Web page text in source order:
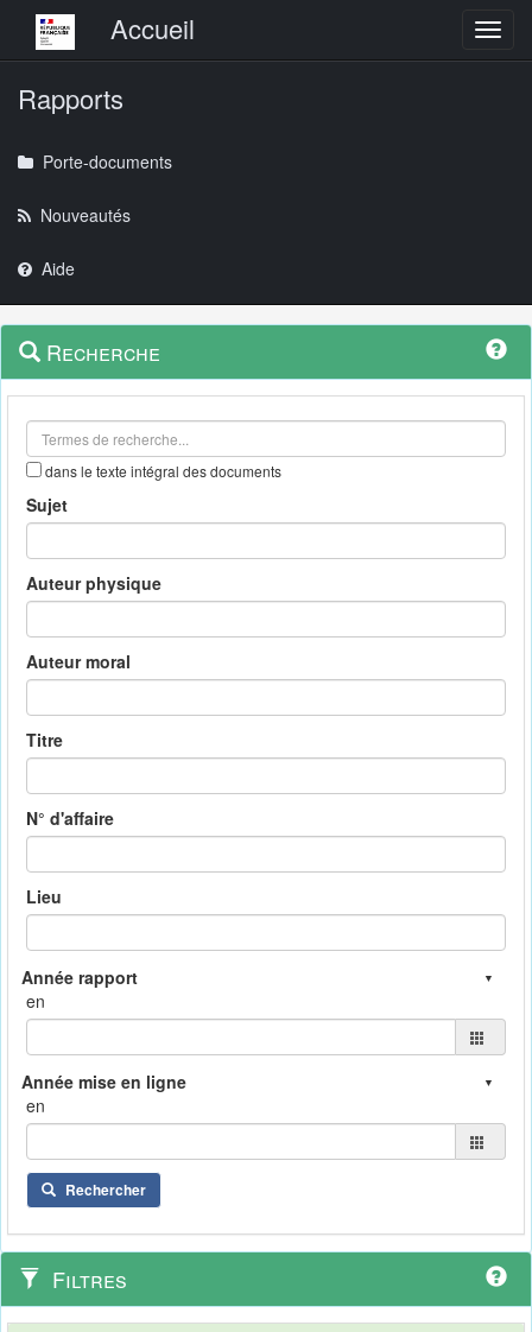
Menu principalAccueil
Rapports
Porte-documents
Nouveautés
Aide
Navigation
outils
Menu
contextuel
Recherche
dans le texte intégral des documents
Sujet
Auteur physique
Auteur moral
Titre
N° d'affaire
Lieu
en
en
Rechercher
Filtres